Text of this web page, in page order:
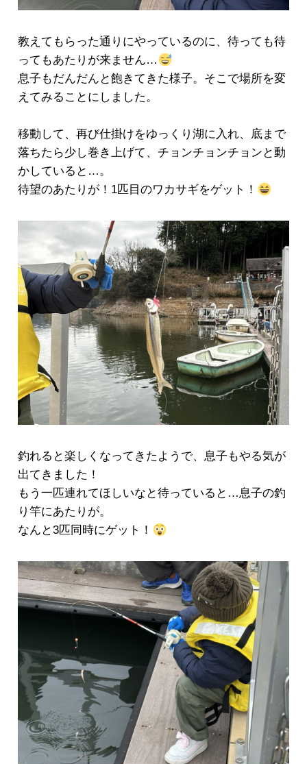
教えてもらった通りにやっているのに、待っても待
ってもあたりが来ません…
息子もだんだんと飽きてきた様子。そこで場所を変
えてみることにしました。
移動して、再び仕掛けをゆっくり湖に入れ、底まで
落ちたら少し巻き上げて、チョンチョンチョンと動
かしていると…。
待望のあたりが！1匹目のワカサギをゲット！
釣れると楽しくなってきたようで、息子もやる気が
出てきました！
もう一匹連れてほしいなと待っていると…息子の釣
り竿にあたりが。
なんと3匹同時にゲット！